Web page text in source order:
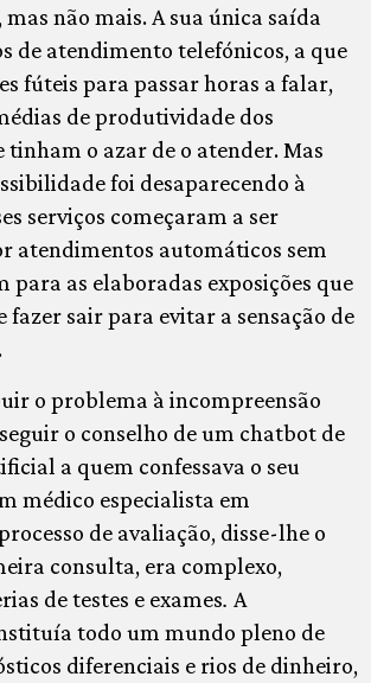
não mais. A sua única saída
de atendimento telefónicos, a que
fúteis para passar horas a falar,
de produtividade dos
tinham o azar de o atender. Mas
foi desaparecendo à
serviços começaram a ser
atendimentos automáticos sem
para as elaboradas exposições que
fazer sair para evitar a sensação de
o problema à incompreensão
o conselho de um chatbot de
a quem confessava o seu
médico especialista em
de avaliação, disse-lhe o
consulta, era complexo,
de testes e exames. A
todo um mundo pleno de
diferenciais e rios de dinheiro,